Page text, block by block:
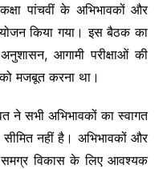
कक्षा पांचवीं के अभिभावकों और
किया गया। इस बैठक का
अनुशासन, आगामी परीक्षाओं की
मजबूत करना था।
ने सभी अभिभावकों का स्वागत
नहीं है। अभिभावकों और
समग्र विकास के लिए आवश्यक